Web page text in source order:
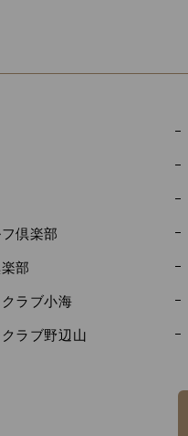
倶楽部
部
ラブ小海
ラブ野辺山